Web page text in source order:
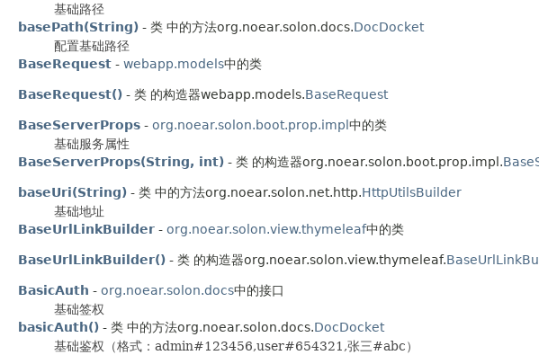
基础路径
basePath(String) - 类 中的方法org.noear.solon.docs.DocDocket
配置基础路径
BaseRequest - webapp.models中的类
BaseRequest() - 类 的构造器webapp.models.BaseRequest
BaseServerProps - org.noear.solon.boot.prop.impl中的类
基础服务属性
BaseServerProps(String, int) - 类 的构造器org.noear.solon.boot.prop.impl.
baseUri(String) - 类 中的方法org.noear.solon.net.http.HttpUtilsBuilder
基础地址
BaseUrlLinkBuilder - org.noear.solon.view.thymeleaf中的类
BaseUrlLinkBuilder() - 类 的构造器org.noear.solon.view.thymeleaf.
BasicAuth - org.noear.solon.docs中的接口
基础签权
basicAuth() - 类 中的方法org.noear.solon.docs.DocDocket
基础鉴权（格式：admin#123456,user#654321,张三#abc）